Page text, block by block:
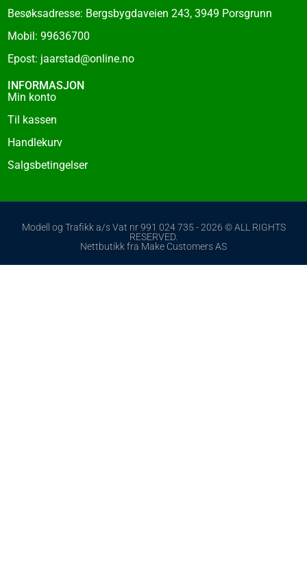
Besøksadresse: Bergsbygdaveien 243, 3949 Porsgrunn
Mobil: 99636700
Epost: jaarstad@online.no
INFORMASJON
Min konto
Til kassen
Handlekurv
Salgsbetingelser
Modell og Trafikk a/s Vat nr 991 024 735 - 2026 © ALL RIGHTS
RESERVED.
Nettbutikk fra Make Customers AS